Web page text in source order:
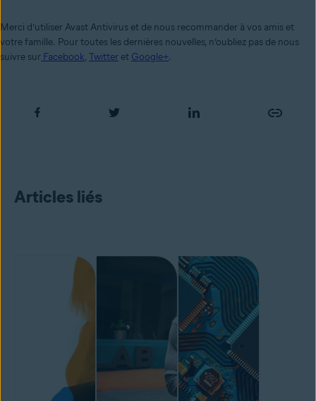
Merci d’utiliser Avast Antivirus et de nous recommander à vos amis et
votre famille. Pour toutes les dernières nouvelles, n’oubliez pas de nous
suivre sur Facebook, Twitter et Google+.
Articles liés